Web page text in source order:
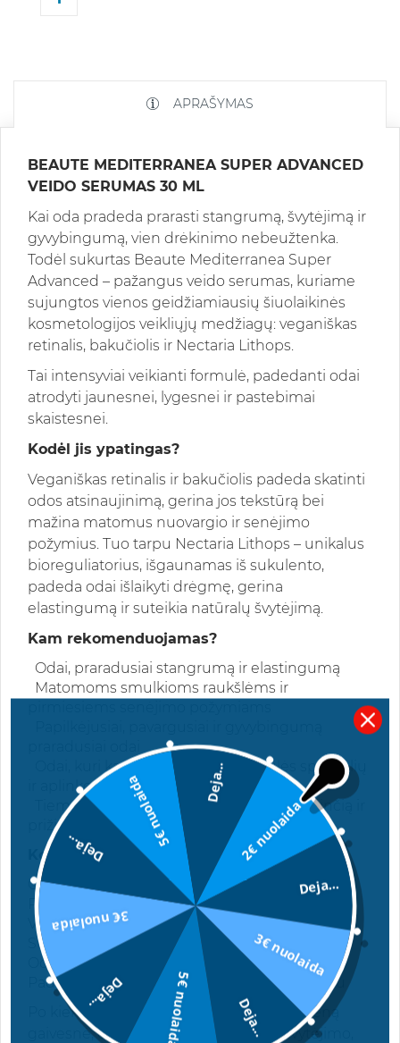
APRAŠYMAS
BEAUTE MEDITERRANEA SUPER ADVANCED
VEIDO SERUMAS 30 ML
Kai oda pradeda prarasti stangrumą, švytėjimą ir
gyvybingumą, vien drėkinimo nebeužtenka.
Todėl sukurtas Beaute Mediterranea Super
Advanced – pažangus veido serumas, kuriame
sujungtos vienos geidžiamiausių šiuolaikinės
kosmetologijos veikliųjų medžiagų: veganiškas
retinalis, bakučiolis ir Nectaria Lithops.
Tai intensyviai veikianti formulė, padedanti odai
atrodyti jaunesnei, lygesnei ir pastebimai
skaistesnei.
Kodėl jis ypatingas?
Veganiškas retinalis ir bakučiolis padeda skatinti
odos atsinaujinimą, gerina jos tekstūrą bei
mažina matomus nuovargio ir senėjimo
požymius. Tuo tarpu Nectaria Lithops – unikalus
bioreguliatorius, išgaunamas iš sukulento,
padeda odai išlaikyti drėgmę, gerina
elastingumą ir suteikia natūralų švytėjimą.
Kam rekomenduojamas?
Odai, praradusiai stangrumą ir elastingumą
Matomoms smulkioms raukšlėms ir
Odai, kuri kasdien susiduria su saulės spindulių
ir aplinkos taršos poveikiu
Tiems, kurie nori išlaikyti jaunatvišką, švytinčią ir
prižiūrėtą odos išvaizdą
Koks poveikis?
Oda tampa lygesnė ir švelnesnė
Pagerėja odos stangrumas ir elastingumas
Veidas atrodo skaistesnis ir gyvybingesnis
Sumažėja nuovargio požymių matomumas
Oda atrodo pailsėjusi, gaivi ir puoselėta
Padeda kovoti su priešlaikiniu odos senėjimu
Po kiekvieno naudojimo oda pasitinka dieną
gaivesnė, o ilgainiui įgauna daugiau švytėjimo,
2€ nuolaida
Deja...
3€ nuolaida
Deja...
5€ nuolaida
Deja...
3€ nuolaida
Deja... 5€ nuolaida Deja...